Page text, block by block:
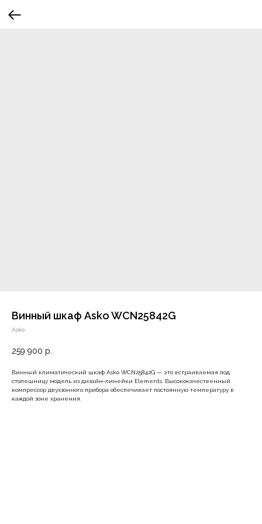
Винный шкаф Asko WCN25842G
Asko
259 900 р.
Винный климатический шкаф Asko WCN25842G — это встраиваемая под
столешницу модель из дизайн-линейки Elements. Высококачественный
компрессор двухзонного прибора обеспечивает постоянную температуру в
каждой зоне хранения.